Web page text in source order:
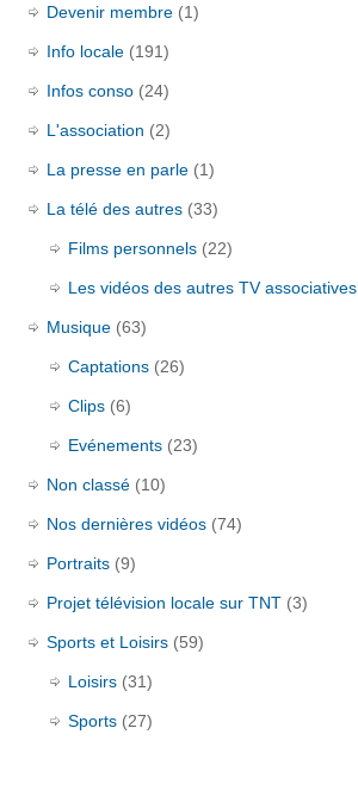
Devenir membre (1)
Info locale (191)
Infos conso (24)
L'association (2)
La presse en parle (1)
La télé des autres (33)
Films personnels (22)
Les vidéos des autres TV associatives
Musique (63)
Captations (26)
Clips (6)
Evénements (23)
Non classé (10)
Nos dernières vidéos (74)
Portraits (9)
Projet télévision locale sur TNT (3)
Sports et Loisirs (59)
Loisirs (31)
Sports (27)